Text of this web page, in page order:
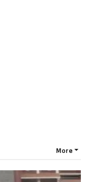
More